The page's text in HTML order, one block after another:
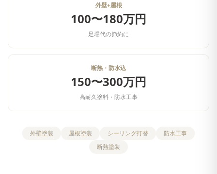
外壁+屋根
100〜180万円
足場代の節約に
断熱・防水込
150〜300万円
高耐久塗料・防水工事
外壁塗装 屋根塗装 シーリング打替
防水工事
断熱塗装